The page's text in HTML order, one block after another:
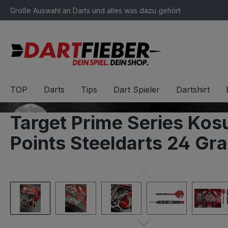
Zur Hauptnavigation springen
Große Auswahl an Darts und alles was dazu gehört
TOP Darts Tips Dart Spieler Dartshirt
Target Prime Series
Points Steeldarts 24
Bildergalerie überspringen